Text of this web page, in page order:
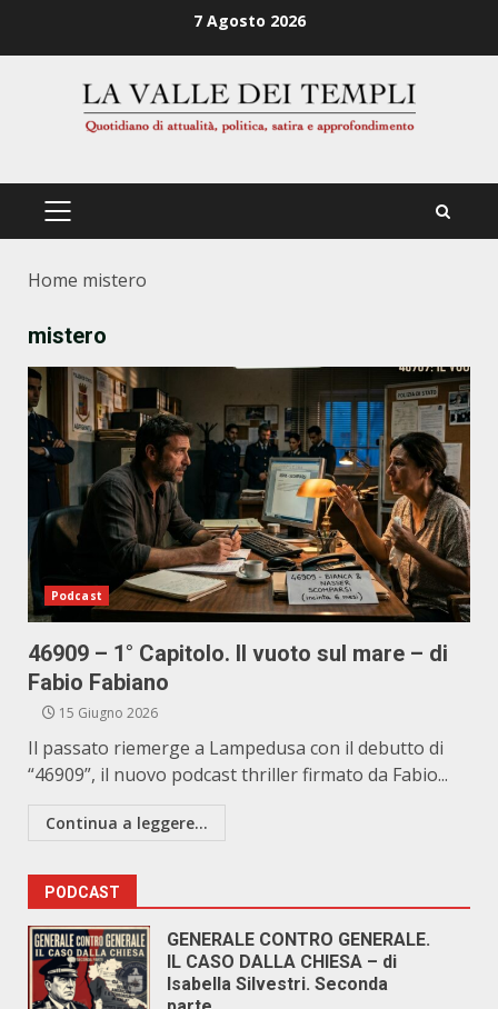
7 Agosto 2026
PRIMÄRES
Home mistero
mistero
Podcast
46909 – 1° Capitolo. Il vuoto sul mare – di
Fabio Fabiano
15 Giugno 2026
Il passato riemerge a Lampedusa con il debutto di
“46909”, il nuovo podcast thriller firmato da Fabio...
Continua a leggere...
PODCAST
GENERALE CONTRO GENERALE.
IL CASO DALLA CHIESA – di
Isabella Silvestri. Seconda